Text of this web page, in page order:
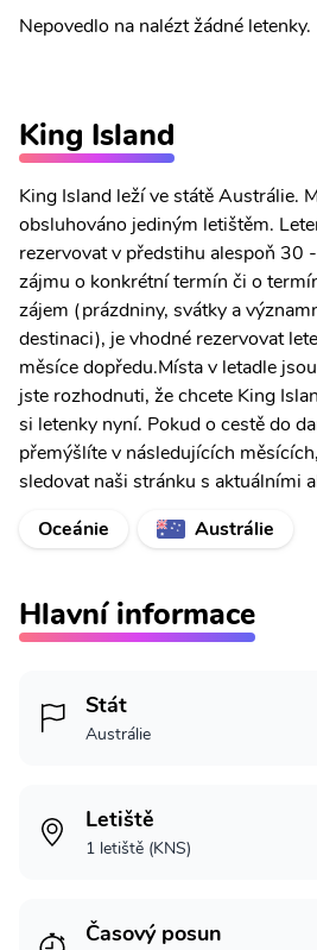
Nepovedlo na nalézt žádné letenky.
King Island
King Island leží ve státě Austrálie.
obsluhováno jediným letištěm.
rezervovat v předstihu alespoň 30
zájmu o konkrétní termín či o
zájem (prázdniny, svátky a
destinaci), je vhodné rezervovat
měsíce dopředu.Místa v letadle
jste rozhodnuti, že chcete King
si letenky nyní. Pokud o cestě do
přemýšlíte v následujících
sledovat naši stránku s aktuálními
Oceánie
Austrálie
Hlavní informace
Stát
Austrálie
Letiště
1 letiště (KNS)
Časový posun